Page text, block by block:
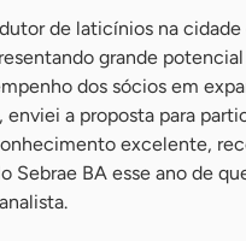
de laticínios na
grande
dos sócios em
enviei a proposta para
excelente,
Sebrae BA esse ano de